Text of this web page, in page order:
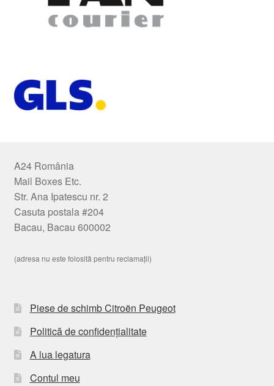
A24 România
Mail Boxes Etc.
Str. Ana Ipatescu nr. 2
Casuta postala #204
Bacau, Bacau 600002
(adresa nu este folosită pentru reclamații)
Piese de schimb Citroën Peugeot
Politică de confidențialitate
A lua legatura
Contul meu